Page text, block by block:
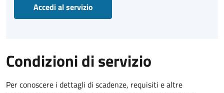
Accedi al servizio
Condizioni di servizio
Per conoscere i dettagli di scadenze, requisiti e altre